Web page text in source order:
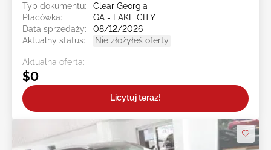
Typ dokumentu:
Clear Georgia
Placówka:
GA - LAKE CITY
Data sprzedaży:
08/12/2026
Aktualny status:
Nie złożyłeś oferty
Aktualna oferta:
$0
Licytuj teraz!